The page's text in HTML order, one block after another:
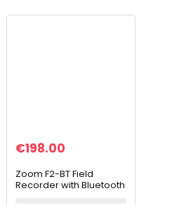
€198.00
Zoom F2-BT Field
Recorder with Bluetooth